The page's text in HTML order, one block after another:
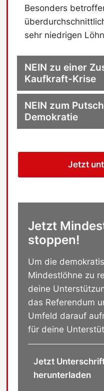
Besonders
sehr niedrigen
NEIN zu einer
Kaufkraft-Krise
NEIN zum
Demokratie
Jetzt
Jetzt
stoppen!
Um die
Mindestlöhne zu
deine
das Referendum
Umfeld darauf
für deine
Jetzt
herunterladen